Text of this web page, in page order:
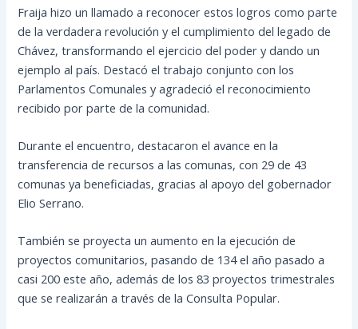
Fraija hizo un llamado a reconocer estos logros como parte
de la verdadera revolución y el cumplimiento del legado de
Chávez, transformando el ejercicio del poder y dando un
ejemplo al país. Destacó el trabajo conjunto con los
Parlamentos Comunales y agradeció el reconocimiento
recibido por parte de la comunidad.
Durante el encuentro, destacaron el avance en la
transferencia de recursos a las comunas, con 29 de 43
comunas ya beneficiadas, gracias al apoyo del gobernador
Elio Serrano.
También se proyecta un aumento en la ejecución de
proyectos comunitarios, pasando de 134 el año pasado a
casi 200 este año, además de los 83 proyectos trimestrales
que se realizarán a través de la Consulta Popular.